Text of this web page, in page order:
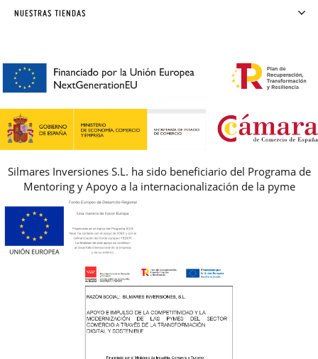
AVISO LEGAL, PRIVACIDAD Y COOKIES
REBAJAS
PREGUNTAS FRECUENTES
NUESTRAS TIENDAS
Silmares Inversiones S.L. ha sido beneficiario del Programa de
Mentoring y Apoyo a la internacionalización de la pyme